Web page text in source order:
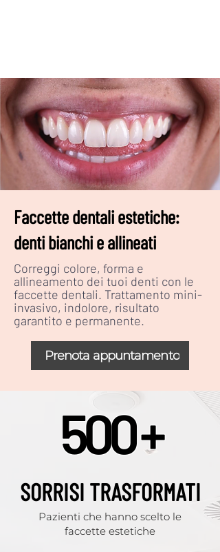
Faccette dentali estetiche:
denti bianchi e allineati
Correggi colore, forma e
allineamento dei tuoi denti con le
faccette dentali. Trattamento mini-
invasivo, indolore, risultato
garantito e permanente.
Prenota appuntamento
500 +
SORRISI TRASFORMATI
Pazienti che hanno scelto le
faccette estetiche